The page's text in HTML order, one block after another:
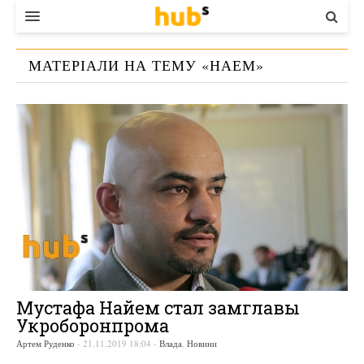
ВЛАДА
ЕКОНОМІКА
СТАРТЕР
МАТЕРІАЛИ НА ТЕМУ «НАЕМ»
Мустафа Найем стал замглавы
Укроборонпрома
Артем Руденко - 21.11.2019 18:04 - Влада Новини